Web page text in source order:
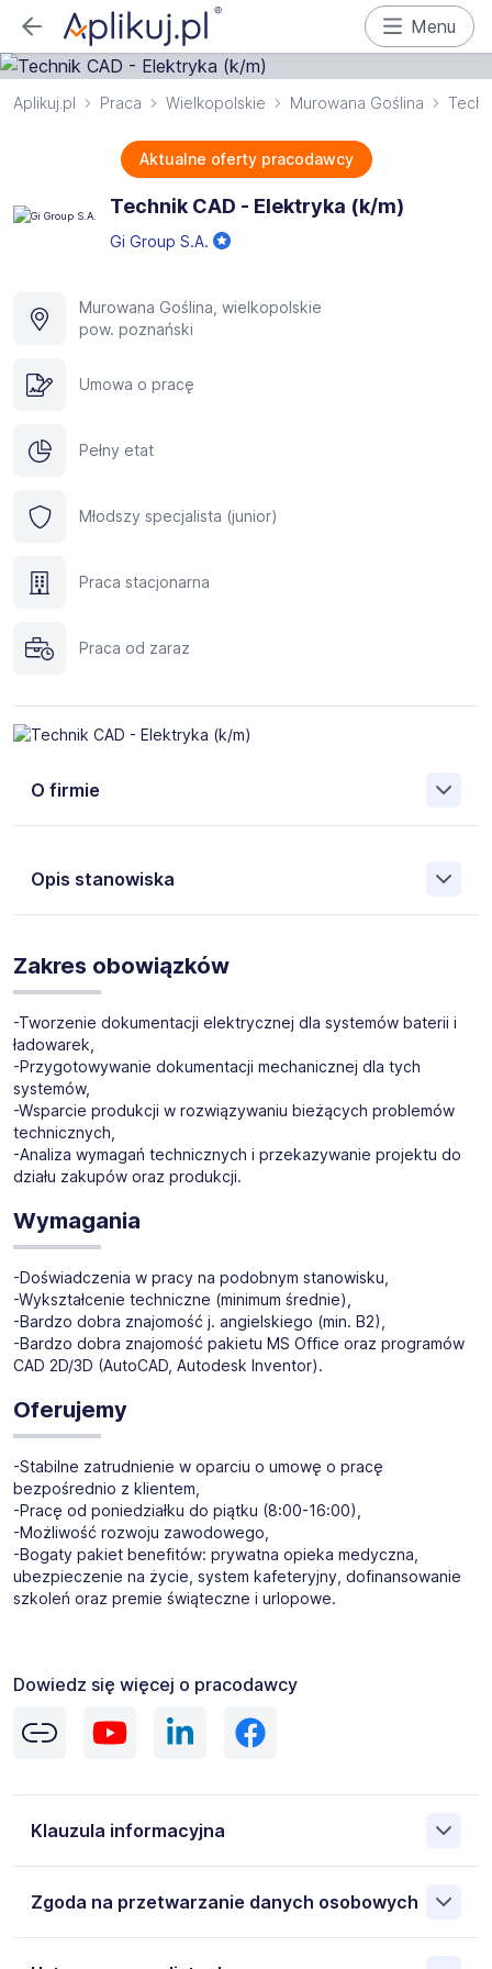
Menu
Aplikuj.pl Praca Wielkopolskie Murowana Goślina
Aktualne oferty pracodawcy
Technik CAD - Elektryka (k/m)
Gi Group S.A.
Murowana Goślina, wielkopolskie
pow. poznański
Umowa o pracę
Pełny etat
Młodszy specjalista (junior)
Praca stacjonarna
Praca od zaraz
O firmie
Opis stanowiska
poszukujemy kandydatów zainteresowanych
stanowiskiem:Technik CAD - Elektryka
badań i rozwoju
Lokalizacja:
Zakres obowiązków
-Tworzenie dokumentacji elektrycznej dla systemów baterii i
ładowarek,
-Przygotowywanie dokumentacji mechanicznej dla tych
systemów,
-Wsparcie produkcji w rozwiązywaniu bieżących problemów
technicznych,
-Analiza wymagań technicznych i przekazywanie projektu do
działu zakupów oraz produkcji.
Wymagania
-Doświadczenia w pracy na podobnym stanowisku,
-Wykształcenie techniczne (minimum średnie),
-Bardzo dobra znajomość j. angielskiego (min. B2),
-Bardzo dobra znajomość pakietu MS Office oraz programów
CAD 2D/3D (AutoCAD, Autodesk Inventor).
Oferujemy
-Stabilne zatrudnienie w oparciu o umowę o pracę
bezpośrednio z klientem,
-Pracę od poniedziałku do piątku (8:00-16:00),
-Możliwość rozwoju zawodowego,
-Bogaty pakiet benefitów: prywatna opieka medyczna,
ubezpieczenie na życie, system kafeteryjny, dofinansowanie
szkoleń oraz premie świąteczne i urlopowe.
Dowiedz się więcej o pracodawcy
Klauzula informacyjna
833 Warszawa ul. SIENNA 75, NIP: 8971655469. Moje
Zgoda na przetwarzanie danych osobowych